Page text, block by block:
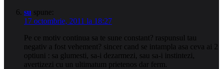
su spune:
17 octombrie, 2011 la 18:27
Pe ce motiv continua sa te sune constant? raspunsul tau
negativ a fost vehement? sincer cand se intampla asa ceva ai 2
optiuni : sa glumesti, sa-i dezarmezi, sau sa-i instintezi,
avertizezi cu un ultimatum prietenos dar ferm.